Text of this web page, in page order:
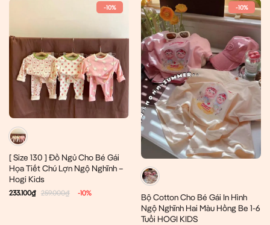
-10%
[ Size 130 ] Đồ Ngủ Cho Bé Gái
Họa Tiết Chú Lợn Ngộ Nghĩnh –
Hogi Kids
233.100₫ 259.000₫ -10%
-10%
Bộ Cotton Cho Bé Gái In Hình
Ngộ Nghĩnh Hai Màu Hồng Be 1-6
Tuổi HOGI KIDS